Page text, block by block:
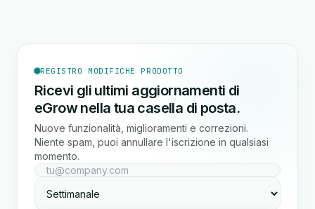
REGISTRO MODIFICHE PRODOTTO
Ricevi gli ultimi aggiornamenti di
eGrow nella tua casella di posta.
Nuove funzionalità, miglioramenti e correzioni.
Niente spam, puoi annullare l'iscrizione in qualsiasi
momento.